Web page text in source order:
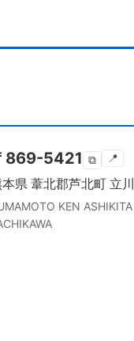
869-5421 ⧉ 📍
本県 葦北郡芦北町 立川
KEN